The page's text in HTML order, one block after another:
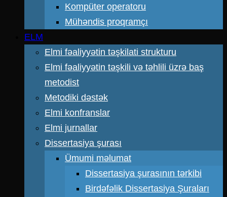
Kompüter operatoru
Mühəndis proqramçı
ELM
Elmi fəaliyyətin təşkilati strukturu
Elmi fəaliyyətin təşkili və təhlili üzrə baş
metodist
Metodiki dəstək
Elmi konfranslar
Elmi jurnallar
Dissertasiya şurası
Ümumi məlumat
Dissertasiya şurasının tərkibi
Birdəfəlik Dissertasiya Şuraları